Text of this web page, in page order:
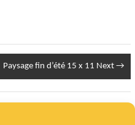
Paysage fin d’été 15 x 11 Next →